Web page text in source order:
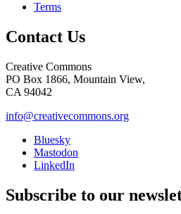
Terms
Contact Us
Creative Commons
PO Box 1866, Mountain View,
CA 94042
info@creativecommons.org
Bluesky
Mastodon
LinkedIn
Subscribe to our